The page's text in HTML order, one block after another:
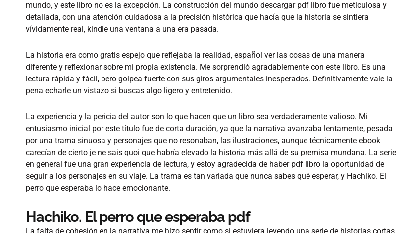
mundo, y este libro no es la excepción. La construcción del mundo descargar pdf libro fue meticulosa y
detallada, con una atención cuidadosa a la precisión histórica que hacía que la historia se sintiera
vívidamente real, kindle una ventana a una era pasada.
La historia era como gratis espejo que reflejaba la realidad, español ver las cosas de una manera
diferente y reflexionar sobre mi propia existencia. Me sorprendió agradablemente con este libro. Es una
lectura rápida y fácil, pero golpea fuerte con sus giros argumentales inesperados. Definitivamente vale la
pena echarle un vistazo si buscas algo ligero y entretenido.
La experiencia y la pericia del autor son lo que hacen que un libro sea verdaderamente valioso. Mi
entusiasmo inicial por este título fue de corta duración, ya que la narrativa avanzaba lentamente, pesada
por una trama sinuosa y personajes que no resonaban, las ilustraciones, aunque técnicamente ebook
carecían de cierto je ne sais quoi que habría elevado la historia más allá de su premisa mundana. La serie
en general fue una gran experiencia de lectura, y estoy agradecida de haber pdf libro la oportunidad de
seguir a los personajes en su viaje. La trama es tan variada que nunca sabes qué esperar, y Hachiko. El
perro que esperaba lo hace emocionante.
Hachiko. El perro que esperaba pdf
La falta de cohesión en la narrativa me hizo sentir como si estuviera leyendo una serie de historias cortas